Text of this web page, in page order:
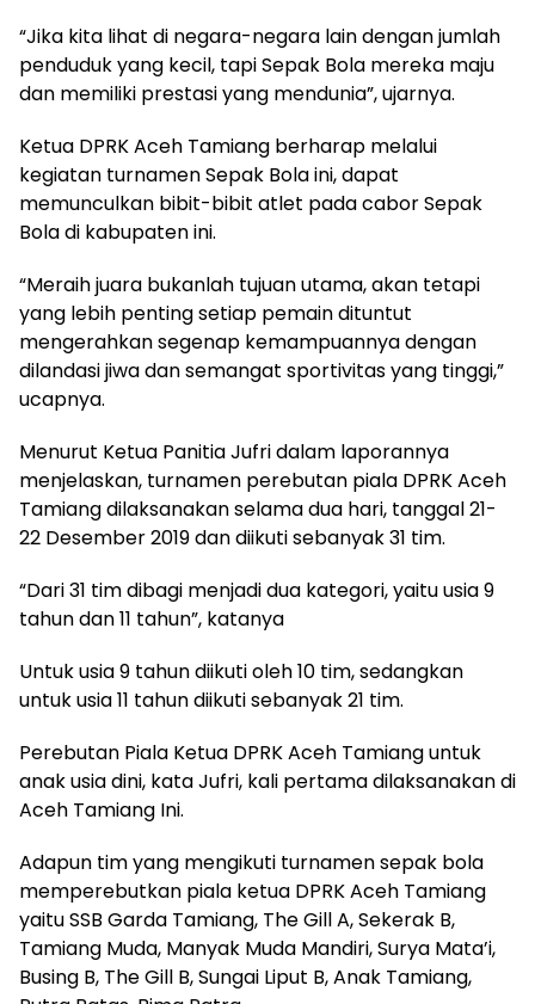
“Jika kita lihat di negara-negara lain dengan jumlah
penduduk yang kecil, tapi Sepak Bola mereka maju
dan memiliki prestasi yang mendunia”, ujarnya.
Ketua DPRK Aceh Tamiang berharap melalui
kegiatan turnamen Sepak Bola ini, dapat
memunculkan bibit-bibit atlet pada cabor Sepak
Bola di kabupaten ini.
“Meraih juara bukanlah tujuan utama, akan tetapi
yang lebih penting setiap pemain dituntut
mengerahkan segenap kemampuannya dengan
dilandasi jiwa dan semangat sportivitas yang tinggi,”
ucapnya.
Menurut Ketua Panitia Jufri dalam laporannya
menjelaskan, turnamen perebutan piala DPRK Aceh
Tamiang dilaksanakan selama dua hari, tanggal 21-
22 Desember 2019 dan diikuti sebanyak 31 tim.
“Dari 31 tim dibagi menjadi dua kategori, yaitu usia 9
tahun dan 11 tahun”, katanya
Untuk usia 9 tahun diikuti oleh 10 tim, sedangkan
untuk usia 11 tahun diikuti sebanyak 21 tim.
Perebutan Piala Ketua DPRK Aceh Tamiang untuk
anak usia dini, kata Jufri, kali pertama dilaksanakan di
Aceh Tamiang Ini.
Adapun tim yang mengikuti turnamen sepak bola
memperebutkan piala ketua DPRK Aceh Tamiang
yaitu SSB Garda Tamiang, The Gill A, Sekerak B,
Tamiang Muda, Manyak Muda Mandiri, Surya Mata’i,
Busing B, The Gill B, Sungai Liput B, Anak Tamiang,